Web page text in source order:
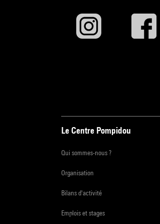
Le Centre Pompidou
Qui sommes-nous ?
Organisation
Bilans d'activité
Emplois et stages